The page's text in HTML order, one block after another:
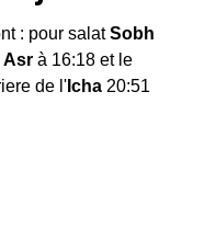
: pour salatSobh
Asr à 16:18 et le
de l' Icha 20:51